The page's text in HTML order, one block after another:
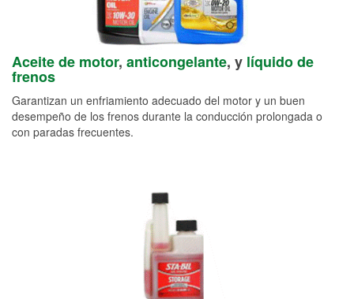
Aceite de motor, anticongelante, y líquido de
frenos
Garantizan un enfriamiento adecuado del motor y un buen
desempeño de los frenos durante la conducción prolongada o
con paradas frecuentes.